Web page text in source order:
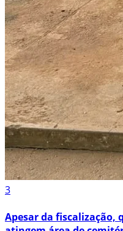
3
Apesar da fiscalização,